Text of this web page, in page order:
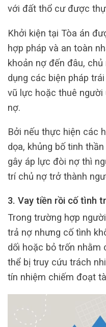
với đất thổ cư được
Khởi kiện tại Tòa án
hợp pháp và an toàn
khoản nợ đến đâu,
dụng các biện pháp
vũ lực hoặc thuê người
nợ.
Bởi nếu thực hiện các
dọa, khủng bố tinh
gây áp lực đòi nợ thì
trí chủ nợ trở thành
3. Vay tiền rồi cố tình
Trong trường hợp
trả nợ nhưng cố tình
dối hoặc bỏ trốn
thể bị truy cứu trách
tín nhiệm chiếm đoạt